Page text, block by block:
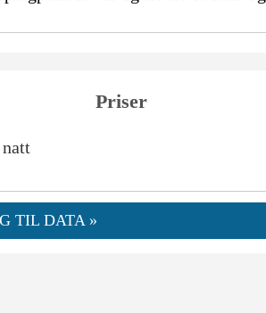
Priser
TIL DATA »